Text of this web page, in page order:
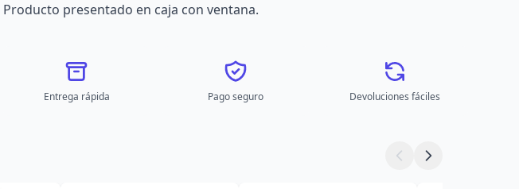
Producto presentado en caja con ventana.
Entrega rápida Pago seguro Devoluciones fáciles